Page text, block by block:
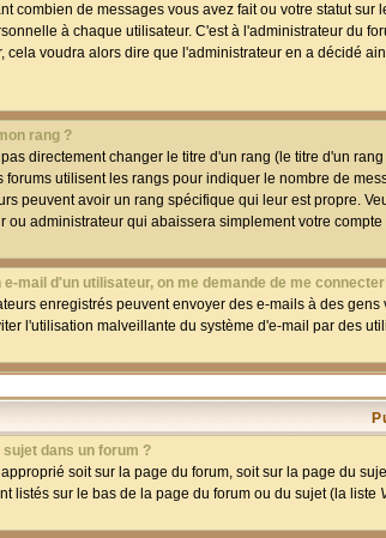
combien de messages vous avez fait ou votre statut
à chaque utilisateur. C'est à l'administrateur du
cela voudra alors dire que l'administrateur en a décidé
rang ?
directement changer le titre d'un rang (le titre d'un
forums utilisent les rangs pour indiquer le nombre de
peuvent avoir un rang spécifique qui leur est propre.
ou administrateur qui abaissera simplement votre
mail d'un utilisateur, on me demande de me connecter
enregistrés peuvent envoyer des e-mails à des
l'utilisation malveillante du système d'e-mail par des
dans un forum ?
soit sur la page du forum, soit sur la page du
listés sur le bas de la page du forum ou du sujet (la liste